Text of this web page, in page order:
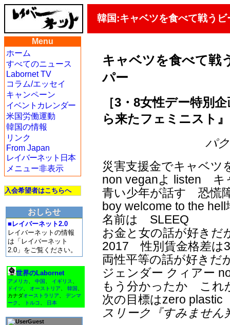
韓国:キャベツを食べて戦う
Menu
ホーム
すべてのニュース
Labornet TV
コラム/エッセイ
キャンペーン
イベントカレンダー
米国労働運動
韓国の情報
リンク
From Japan
レイバーネット日本
メニュー非表示
入会希望者はこちらへ
おしらせ
■レイバーネット2.0
レイバーネットの情報
は「レイバーネット
2.0」をご覧ください。
世界のLabornet
アメリカ 中国 イギリス
ドイツ
オーストリア 韓国
カナダオーストラリア
デンマ
ーク
トルコ 日本
Guest
キャベツを食べて戦
パー
［3・8女性デー特別
ら来たフェミニスト
パ
災害支援金でキャベツ
non veganよ listen キ
青い少年が話す 恐慌
boy welcome to the
名前は SLEEQ
お金と女の話が好き
2017 性別賃金格差は
両性平等の話が好き
ジェンダー クィアー
もう分かったか これ
次の目標はzero plastic
スリーク『すみません